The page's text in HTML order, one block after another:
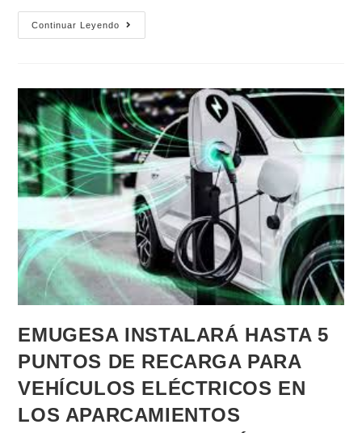
Continuar Leyendo
EMUGESA INSTALARÁ HASTA 5
PUNTOS DE RECARGA PARA
VEHÍCULOS ELÉCTRICOS EN
LOS APARCAMIENTOS